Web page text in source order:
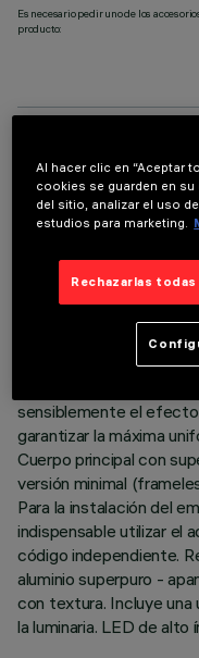
Es necesario pedir uno de los
producto:
DATOS
ÚLTIMA ACTUALIZACIÓN:
Luminaria miniaturizada
óptico patentado
en la pared y evita
sensiblemente el
garantizar la máxima
Cuerpo principal con
versión minimal
Para la instalación del
indispensable utilizar el
código independiente.
aluminio superpuro -
con textura. Incluye una
la luminaria. LED de
Al hacer clic en “Aceptar
cookies se guarden en
del sitio, analizar el uso
estudios para marketing.
Rechazarlas todas